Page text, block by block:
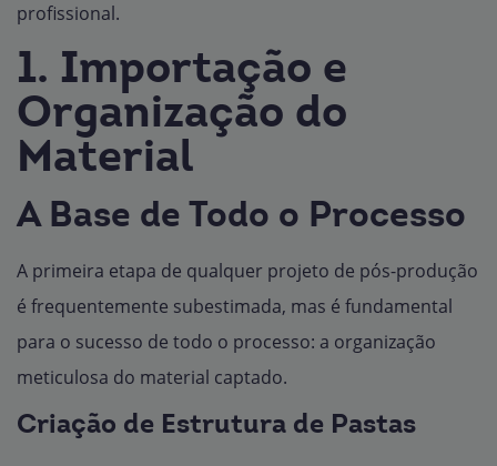
profissional.
1. Importação e
Organização do
Material
A Base de Todo o Processo
A primeira etapa de qualquer projeto de pós-produção
é frequentemente subestimada, mas é fundamental
para o sucesso de todo o processo: a organização
meticulosa do material captado.
Criação de Estrutura de Pastas